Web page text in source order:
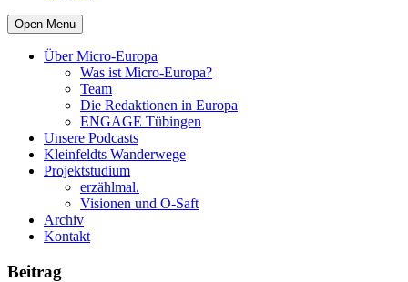
Open Menu
Über Micro-Europa
Was ist Micro-Europa?
Team
Die Redaktionen in Europa
ENGAGE Tübingen
Unsere Podcasts
Kleinfeldts Wanderwege
Projektstudium
erzählmal.
Visionen und O-Saft
Archiv
Kontakt
Beitrag